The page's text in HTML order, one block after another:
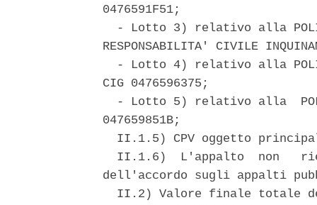
0476591F51;
- Lotto 3) relativo alla
RESPONSABILITA' CIVILE
- Lotto 4) relativo alla
CIG 0476596375;
- Lotto 5) relativo alla
047659851B;
II.1.5) CPV oggetto
II.1.6)  L'appalto  non
dell'accordo sugli appalti
II.2) Valore finale totale